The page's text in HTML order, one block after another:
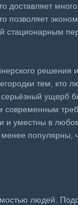
доставляет много
позволяет
стационарным
решения
тем, кто
ущерб
современным
и уместны в
популярны,
людей.